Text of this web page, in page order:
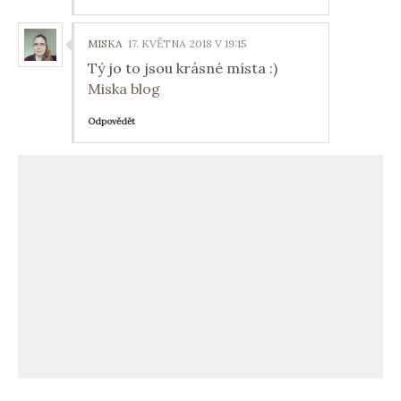
MISKA 17. KVĚTNA 2018 V 19:15
Tý jo to jsou krásné místa :)
Miska blog
Odpovědět